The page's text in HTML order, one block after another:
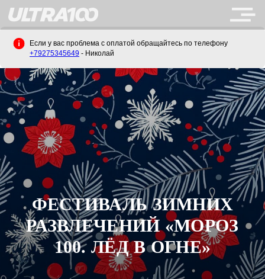
Если у вас проблема с оплатой обращайтесь по телефону
+79275345649 - Николай
ФЕСТИВАЛЬ ЗИМНИХ
РАЗВЛЕЧЕНИЙ «МОРОЗ
100. ЛЁД В ОГНЕ»